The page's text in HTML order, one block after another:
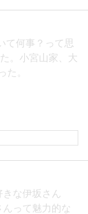
て何事？って思
。小宮山家、大
た。
な伊坂さん
って魅力的な